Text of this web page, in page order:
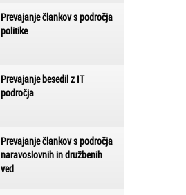
Prevajanje člankov s področja
politike
Prevajanje besedil z IT
področja
Prevajanje člankov s področja
naravoslovnih in družbenih
ved